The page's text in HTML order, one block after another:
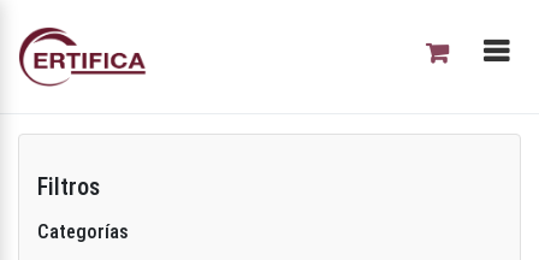
Filtros
Categorías